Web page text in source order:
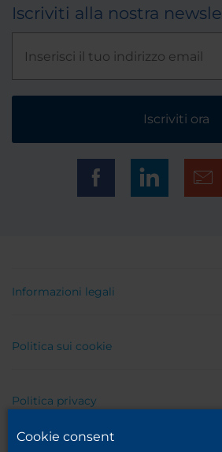
Iscriviti alla nostra
Iscriviti ora
Informazioni legali
Politica sui cookie
Politica privacy
Cookie consent